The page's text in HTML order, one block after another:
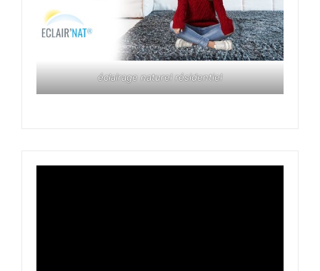
éclairage naturel résidentiel